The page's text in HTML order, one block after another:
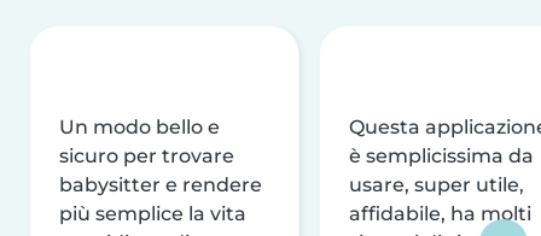
Un modo bello e
sicuro per trovare
babysitter e rendere
più semplice la vita
Questa
è semplicissima da
usare, super utile,
affidabile, ha molti